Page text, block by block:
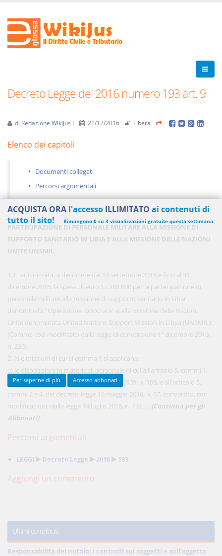
Decreto Legge del 2016 numero 193 art. 9
di Redazione WikiJus I 21/12/2016 Libera
Elenco dei capitoli
Documenti collegati
Percorsi argomentali
PARTECIPAZIONE DI PERSONALE MILITARE ALLA MISSIONE DI
SUPPORTO SANITARIO IN LIBIA E ALLA MISSIONE DELLE NAZIONI
UNITE UNSMIL
1. E' autorizzata, a decorrere dal 14 settembre 2016 e fino al 31
dicembre 2016, la spesa di euro 17.388.000 per la partecipazione di
personale militare alla missione di supporto sanitario in Libia
denominata “Operazione Ippocrate” e alla missione delle Nazioni
Unite denominata United Nations Support Mission in Libya (UNSMIL).
(Comma così modificato dalla legge di conversione 1° dicembre 2016,
n. 225)
2. Alle missioni di cui al comma 1 si applicano:
a) le disposizioni in materia di personale di cui all'articolo 3, commi 1,
alinea, 2, 4, 5, 8 e 9, della legge 3 agosto 2009, n. 108, e all'articolo 5,
commi 2 e 4, del decreto-legge 16 maggio 2016, n. 67, convertito, con
modificazioni, dalla legge 14 luglio 2016, n. 131; ... (Continua per gli
Abbonati)
Percorsi argomentali
LEGGI Decreto Legge 2016 193
Aggiungi un commento
Ultimi contributi
Responsabilità del notaio: i controlli sui soggetti e sull'oggetto
ACQUISTA ORA l'accesso ILLIMITATO ai contenuti di
tutto il sito!
Rimangono 0 su 3 visualizzazioni gratuite questa settimana.
anziché570.00€ ,risparmi il 21%!
Acquista ora
48,00 € MENSILI
Acquista ora
Per saperne di più Accesso abbonati